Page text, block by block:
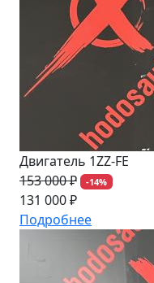
Двигатель 1ZZ-FE
153 000 ₽
-14%
131 000 ₽
Подробнее